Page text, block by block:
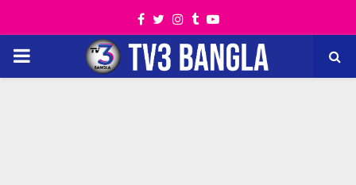
Facebook
TwitterInstagram
TumblrYoutube
PRIMARY